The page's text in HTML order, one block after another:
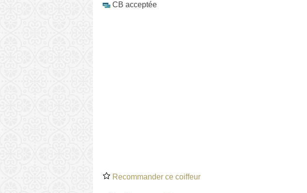
CB acceptée
Recommander ce coiffeur